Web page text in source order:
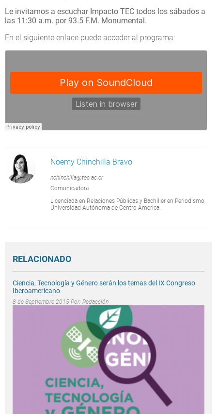
Le invitamos a escucharImpacto TEC todos los sábados a
las 11:30 a.m. por 93.5 F.M. Monumental.
En el siguiente enlace puede acceder al programa:
Noemy Chinchilla Bravo
nchinchilla@tec.ac.cr
Comunicadora
Licenciada en Relaciones Públicas y Bachiller en Periodismo,
Universidad Autónoma de Centro América.
RELACIONADO
Ciencia, Tecnología y Género serán los temas del IX Congreso
Iberoamericano
8 de Septiembre 2015 Por: Redacción